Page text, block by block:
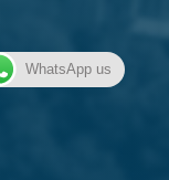
WhatsApp us